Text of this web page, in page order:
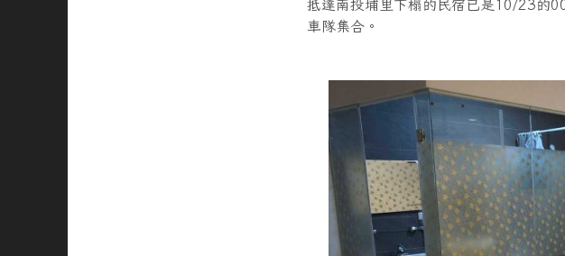
抵達南投埔里下榻的民宿已是10/23的
車隊集合。